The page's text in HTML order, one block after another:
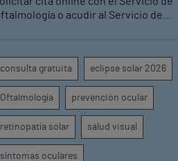
o acudir al Servicio de
consulta gratuita eclipse solar 2026
Oftalmología prevención ocular
retinopatía solar salud visual
síntomas oculares